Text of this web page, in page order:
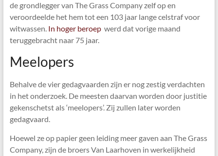
de grondlegger van The Grass Company zelf op en
veroordeelde het hem tot een 103 jaar lange celstraf voor
witwassen. In hoger beroep werd dat vorige maand
teruggebracht naar 75 jaar.
Meelopers
Behalve de vier gedagvaarden zijn er nog zestig verdachten
in het onderzoek. De meesten daarvan worden door justitie
gekenschetst als ‘meelopers’. Zij zullen later worden
gedagvaard.
Hoewel ze op papier geen leiding meer gaven aan The Grass
Company, zijn de broers Van Laarhoven in werkelijkheid